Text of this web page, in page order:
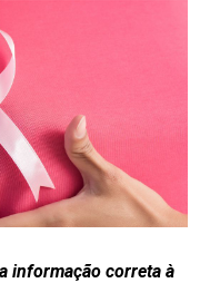
informação correta à